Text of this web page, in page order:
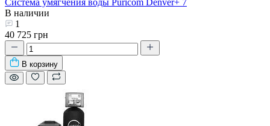
В наличии
1
40 725 грн
В корзину